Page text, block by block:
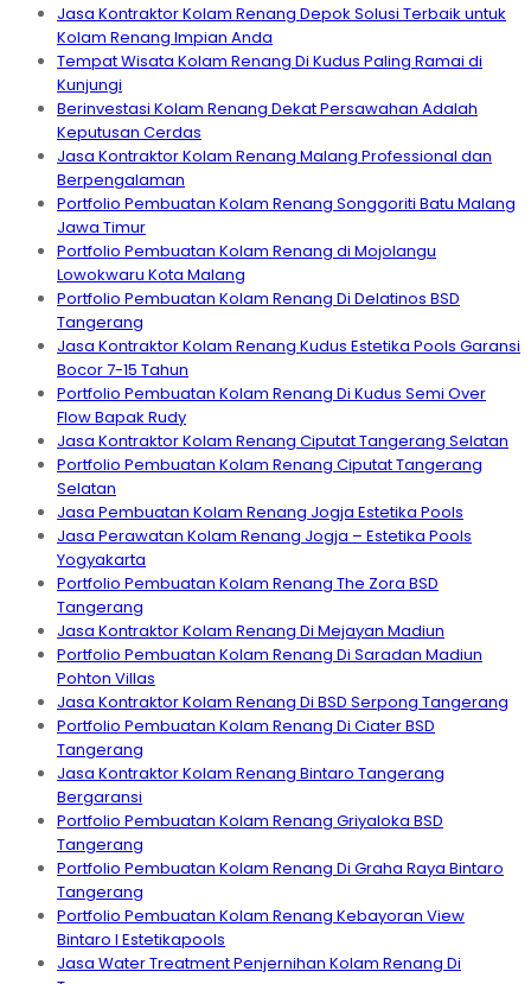
Jasa Kontraktor Kolam Renang Depok Solusi Terbaik untuk
Kolam Renang Impian Anda
Tempat Wisata Kolam Renang Di Kudus Paling Ramai di
Kunjungi
Berinvestasi Kolam Renang Dekat Persawahan Adalah
Keputusan Cerdas
Jasa Kontraktor Kolam Renang Malang Professional dan
Berpengalaman
Portfolio Pembuatan Kolam Renang Songgoriti Batu Malang
Jawa Timur
Portfolio Pembuatan Kolam Renang di Mojolangu
Lowokwaru Kota Malang
Portfolio Pembuatan Kolam Renang Di Delatinos BSD
Tangerang
Jasa Kontraktor Kolam Renang Kudus Estetika Pools Garansi
Bocor 7-15 Tahun
Portfolio Pembuatan Kolam Renang Di Kudus Semi Over
Flow Bapak Rudy
Jasa Kontraktor Kolam Renang Ciputat Tangerang Selatan
Portfolio Pembuatan Kolam Renang Ciputat Tangerang
Selatan
Jasa Pembuatan Kolam Renang Jogja Estetika Pools
Jasa Perawatan Kolam Renang Jogja – Estetika Pools
Yogyakarta
Portfolio Pembuatan Kolam Renang The Zora BSD
Tangerang
Jasa Kontraktor Kolam Renang Di Mejayan Madiun
Portfolio Pembuatan Kolam Renang Di Saradan Madiun
Pohton Villas
Jasa Kontraktor Kolam Renang Di BSD Serpong Tangerang
Portfolio Pembuatan Kolam Renang Di Ciater BSD
Tangerang
Jasa Kontraktor Kolam Renang Bintaro Tangerang
Bergaransi
Portfolio Pembuatan Kolam Renang Griyaloka BSD
Tangerang
Portfolio Pembuatan Kolam Renang Di Graha Raya Bintaro
Tangerang
Portfolio Pembuatan Kolam Renang Kebayoran View
Bintaro I Estetikapools
Jasa Water Treatment Penjernihan Kolam Renang Di